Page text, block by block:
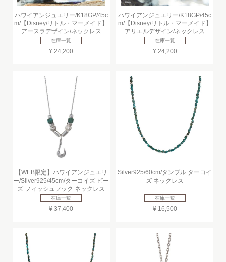
ハワイアンジュエリー/K18GP/45c
m/【Disney/リトル・マーメイド】
アースラデザイン/ネックレス
在庫一覧
¥ 24,200
ハワイアンジュエリー/K18GP/45c
m/【Disney/リトル・マーメイド】
アリエルデザイン/ネックレス
在庫一覧
¥ 24,200
【WEB限定】ハワイアンジュエリ
ー/Silver925/45cm/ターコイズ ビー
ズ フィッシュフック ネックレス
在庫一覧
¥ 37,400
Silver925/60cm/タンブル ターコイ
ズ ネックレス
在庫一覧
¥ 16,500